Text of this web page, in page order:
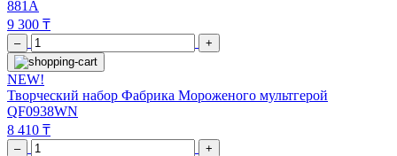
881A
9 300 ₸
– +
NEW!
Творческий набор Фабрика Мороженого мультгерой
QF0938WN
8 410 ₸
– +